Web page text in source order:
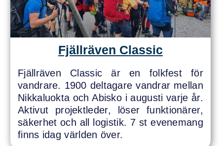
Fjällräven Classic
Fjällräven Classic är en folkfest för
vandrare. 1900 deltagare vandrar mellan
Nikkaluokta och Abisko i augusti varje år.
Aktivut projektleder, löser funktionärer,
säkerhet och all logistik. 7 st evenemang
finns idag världen över.